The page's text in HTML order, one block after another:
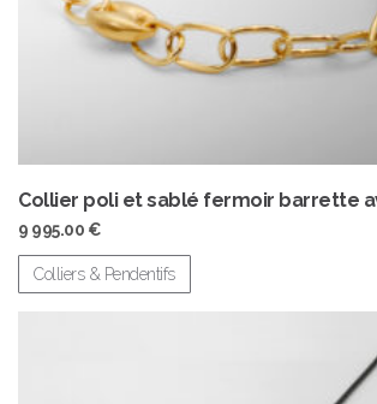
Collier poli et sablé fermoir barrette
9 995.00 €
Colliers & Pendentifs